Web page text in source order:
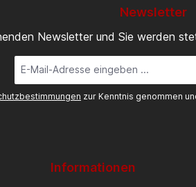
Newsletter
Newsletter und Sie werden
Mail-
Adresse*
zur Kenntnis genommen
Informationen